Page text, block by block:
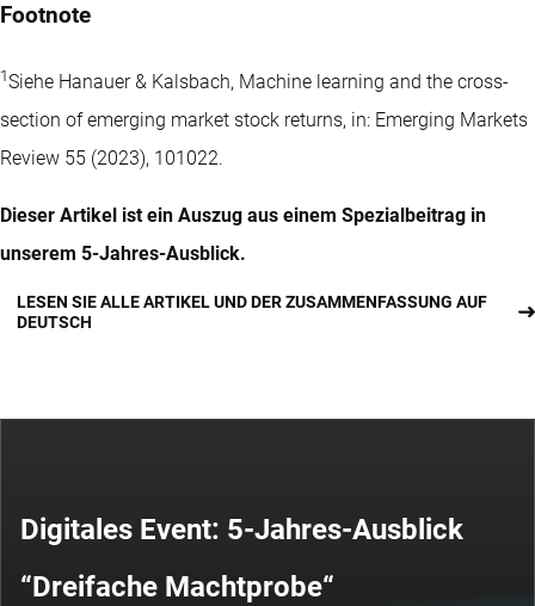
Footnote
1Siehe Hanauer & Kalsbach, Machine learning and the cross-
section of emerging market stock returns, in: Emerging Markets
Review 55 (2023), 101022.
Dieser Artikel ist ein Auszug aus einem Spezialbeitrag in
unserem 5-Jahres-Ausblick.
LESEN SIE ALLE ARTIKEL UND DER ZUSAMMENFASSUNG AUF
DEUTSCH
Digitales Event: 5-Jahres-Ausblick
“Dreifache Machtprobe“